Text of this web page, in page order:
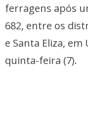
ferragens após
682, entre os
e Santa Eliza,
quinta-feira (7).